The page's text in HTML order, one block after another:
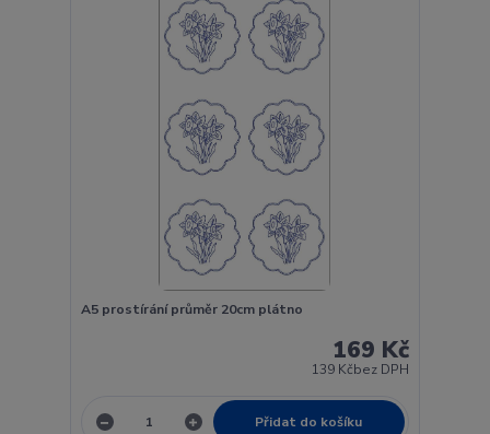
A5 prostírání průměr 20cm plátno
169 Kč
139 Kčbez DPH
Přidat do košíku